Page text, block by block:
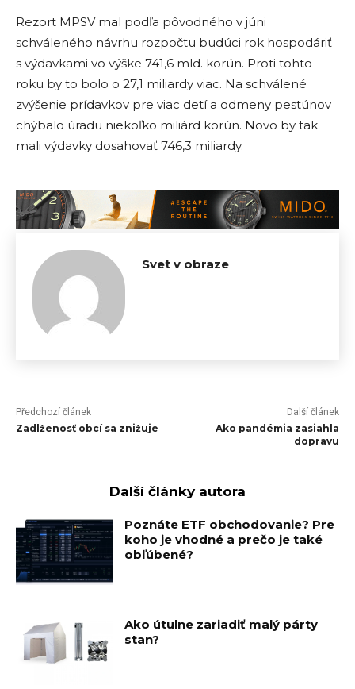
Rezort MPSV mal podľa pôvodného v júni
schváleného návrhu rozpočtu budúci rok hospodáriť
s výdavkami vo výške 741,6 mld. korún. Proti tohto
roku by to bolo o 27,1 miliardy viac. Na schválené
zvýšenie prídavkov pre viac detí a odmeny pestúnov
chýbalo úradu niekoľko miliárd korún. Novo by tak
mali výdavky dosahovať 746,3 miliardy.
Svet v obraze
Předchozí článek
Zadlženosť obcí sa znižuje
Další článek
Ako pandémia zasiahla
dopravu
Další články autora
Poznáte ETF obchodovanie? Pre
koho je vhodné a prečo je také
obľúbené?
Ako útulne zariadiť malý párty
stan?